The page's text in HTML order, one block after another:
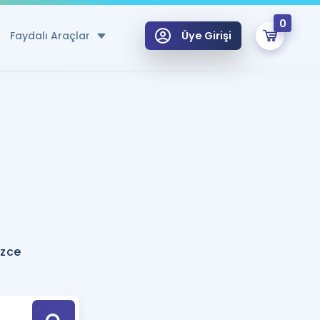
Faydalı Araçlar
Hesaplama Aracı
için Öneriler
Tek Takvimde
Üye Girişi
0